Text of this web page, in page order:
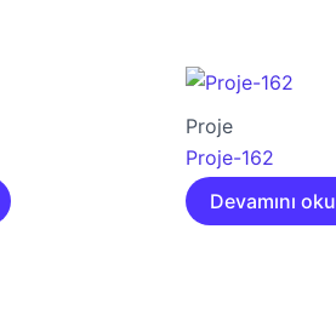
Proje
Proje-162
Devamını oku